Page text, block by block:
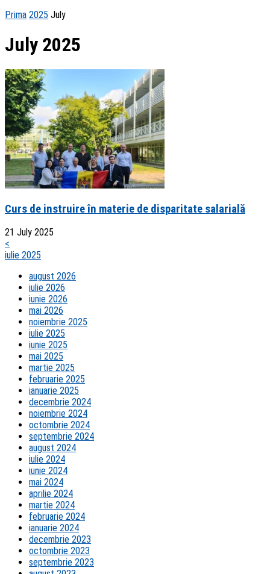
Prima 2025 July
July 2025
Curs de instruire în materie de disparitate salarială
21 July 2025
<
iulie 2025
august 2026
iulie 2026
iunie 2026
mai 2026
noiembrie 2025
iulie 2025
iunie 2025
mai 2025
martie 2025
februarie 2025
ianuarie 2025
decembrie 2024
noiembrie 2024
octombrie 2024
septembrie 2024
august 2024
iulie 2024
iunie 2024
mai 2024
aprilie 2024
martie 2024
februarie 2024
ianuarie 2024
decembrie 2023
octombrie 2023
septembrie 2023